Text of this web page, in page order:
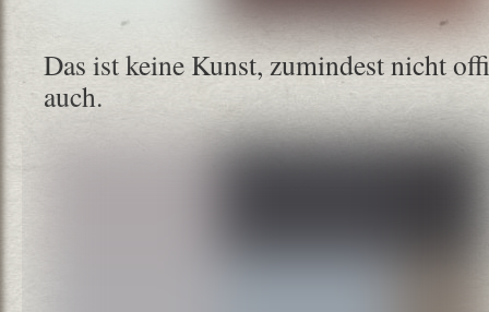
Das ist keine Kunst, zumindest nicht
auch.